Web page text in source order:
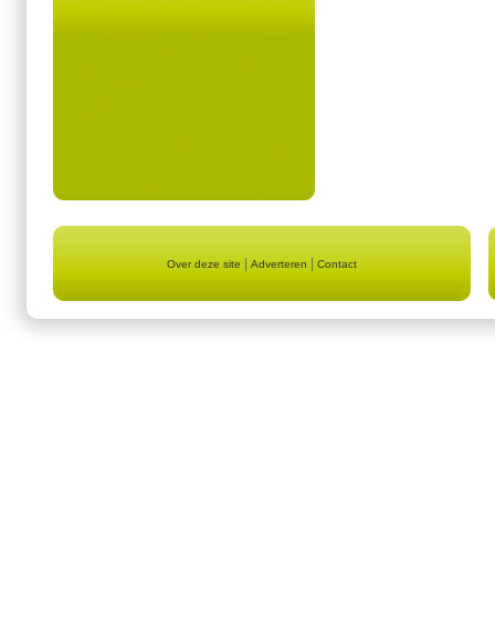
Over deze site Adverteren Contact